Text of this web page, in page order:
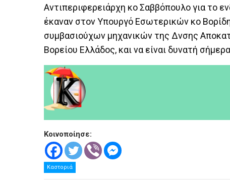
Αντιπεριφερειάρχη κο Σαββόπουλο για το
έκαναν στον Υπουργό Εσωτερικών κο
συμβασιούχων μηχανικών της Δνσης
Βορείου Ελλάδος, και να είναι δυνατή
Κοινοποίησε:
Καστοριά